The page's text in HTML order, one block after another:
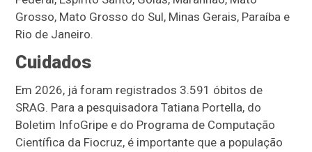
Grosso, Mato Grosso do Sul, Minas Gerais, Paraíba e
Rio de Janeiro.
Cuidados
Em 2026, já foram registrados 3.591 óbitos de
SRAG. Para a pesquisadora Tatiana Portella, do
Boletim InfoGripe e do Programa de Computação
Científica da Fiocruz, é importante que a população